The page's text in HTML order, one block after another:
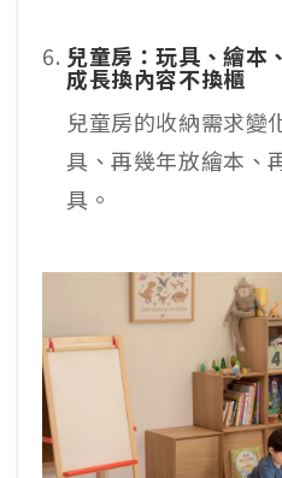
兒童房：玩具、繪本
成長換內容不換櫃
兒童房的收納需求變
具、再幾年放繪本、
具。